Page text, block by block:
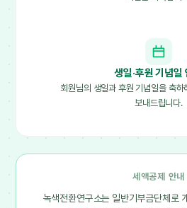
생일·후원 기념일
회원님의 생일과 후원 기념일을 축하
보내드립니다.
세액공제 안내
녹색전환연구소는 일반기부금단체로